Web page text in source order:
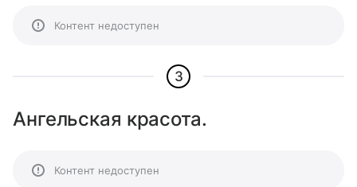
Контент недоступен
3
Ангельская красота.
Контент недоступен